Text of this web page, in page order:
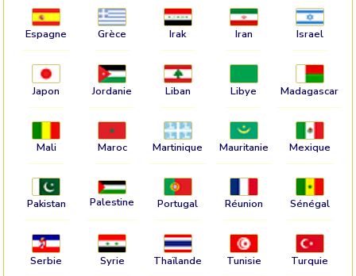
Espagne Grèce Irak Iran Israel
Japon Jordanie Liban Libye Madagascar
Mali Maroc Martinique Mauritanie Mexique
Pakistan Palestine Portugal Réunion Sénégal
Serbie Syrie Thaïlande Tunisie Turquie